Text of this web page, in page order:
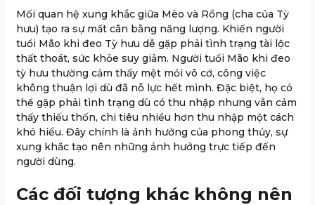
Mối quan hệ xung khắc giữa Mèo và Rồng (cha của Tỳ
hưu) tạo ra sự mất cân bằng năng lượng. Khiến người
tuổi Mão khi đeo Tỳ hưu dễ gặp phải tình trạng tài lộc
thất thoát, sức khỏe suy giảm. Người tuổi Mão khi đeo
tỳ hưu thường cảm thấy mệt mỏi vô cớ, công việc
không thuận lợi dù đã nỗ lực hết mình. Đặc biệt, họ có
thể gặp phải tình trạng dù có thu nhập nhưng vẫn cảm
thấy thiếu thốn, chi tiêu nhiều hơn thu nhập một cách
khó hiểu. Đây chính là ảnh hưởng của phong thủy, sự
xung khắc tạo nên những ảnh hưởng trực tiếp đến
người dùng.
Các đối tượng khác không nên